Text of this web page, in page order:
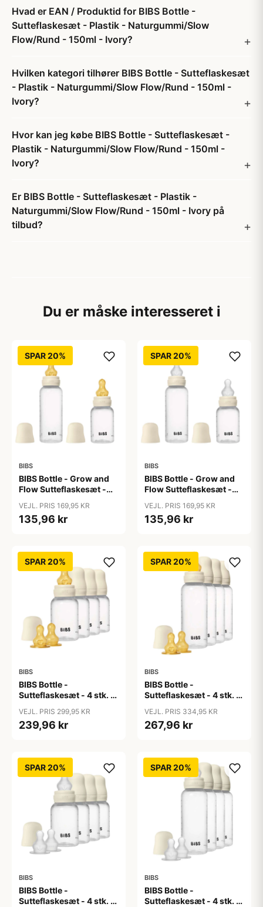
Hvad er EAN / Produktid for BIBS Bottle -
Sutteflaskesæt - Plastik - Naturgummi/Slow
Flow/Rund - 150ml - Ivory?
Hvilken kategori tilhører BIBS Bottle - Sutteflaskesæt
- Plastik - Naturgummi/Slow Flow/Rund - 150ml -
Ivory?
Hvor kan jeg købe BIBS Bottle - Sutteflaskesæt -
Plastik - Naturgummi/Slow Flow/Rund - 150ml -
Ivory?
Er BIBS Bottle - Sutteflaskesæt - Plastik -
Naturgummi/Slow Flow/Rund - 150ml - Ivory på
tilbud?
Du er måske interesseret i
SPAR 20%
BIBS
BIBS Bottle - Grow and
Flow Sutteflaskesæt -
Naturgummi/Rund -
150ml/270ml - 2-Pak -
VEJL. PRIS 169,95 KR
135,96 kr
SPAR 20%
BIBS
BIBS Bottle - Grow and
Flow Sutteflaskesæt -
150ml/270ml - 2-Pak -
Ivory
VEJL. PRIS 169,95 KR
135,96 kr
SPAR 20%
BIBS
BIBS Bottle -
Sutteflaskesæt - 4 stk. -
150ml - Ivory
VEJL. PRIS 299,95 KR
239,96 kr
SPAR 20%
BIBS
BIBS Bottle -
Sutteflaskesæt - 4 stk. -
270ml - Ivory
VEJL. PRIS 334,95 KR
267,96 kr
SPAR 20%
BIBS
BIBS Bottle -
Sutteflaskesæt - 4 stk. -
SPAR 20%
BIBS
BIBS Bottle -
Sutteflaskesæt - 4 stk. -